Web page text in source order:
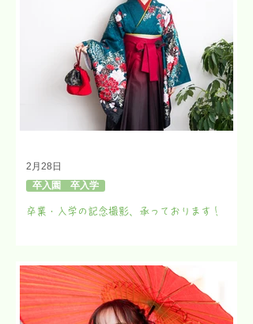
卒業・入学の記念撮影、承っております！
卒入園 卒入学
2月28日